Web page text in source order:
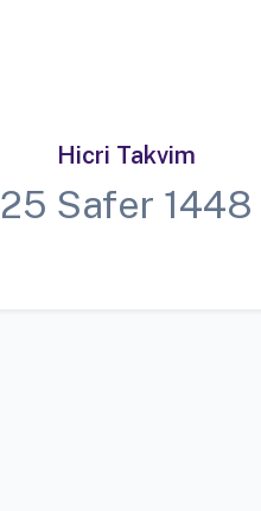
Hicri Takvim
25 Safer 1448